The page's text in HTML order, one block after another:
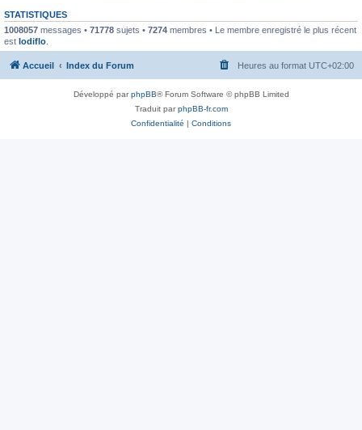
STATISTIQUES
1008057 messages • 71778 sujets • 7274 membres • Le membre enregistré le plus récent
est lodiflo
Accueil Index du Forum Heures au format UTC+02:00
Développé parphpBB® Forum Software © phpBB Limited
Traduit parphpBB-fr.com
Confidentialité | Conditions